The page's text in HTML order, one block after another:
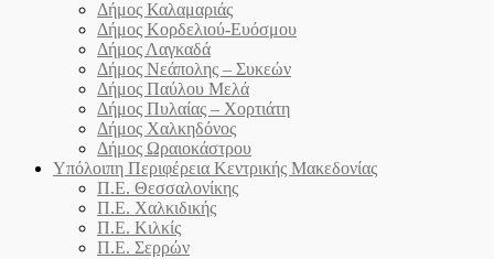
Δήμος Καλαμαριάς
Δήμος Κορδελιού-Ευόσμου
Δήμος Λαγκαδά
Δήμος Νεάπολης – Συκεών
Δήμος Παύλου Μελά
Δήμος Πυλαίας – Χορτιάτη
Δήμος Χαλκηδόνος
Δήμος Ωραιοκάστρου
Υπόλοιπη Περιφέρεια Κεντρικής Μακεδονίας
Π.Ε. Θεσσαλονίκης
Π.Ε. Χαλκιδικής
Π.Ε. Κιλκίς
Π.Ε. Σερρών